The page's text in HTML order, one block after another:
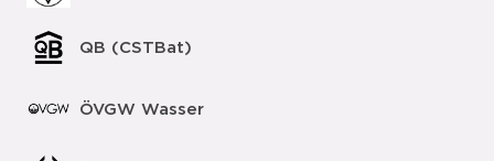
QB (CSTBat)
ÖVGW Wasser